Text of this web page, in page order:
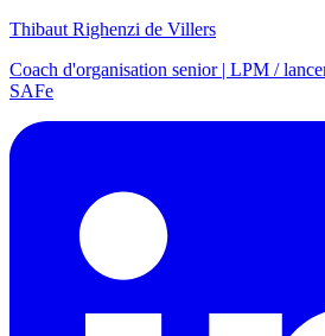
Thibaut Righenzi de Villers
Coach d'organisation senior | LPM /
SAFe